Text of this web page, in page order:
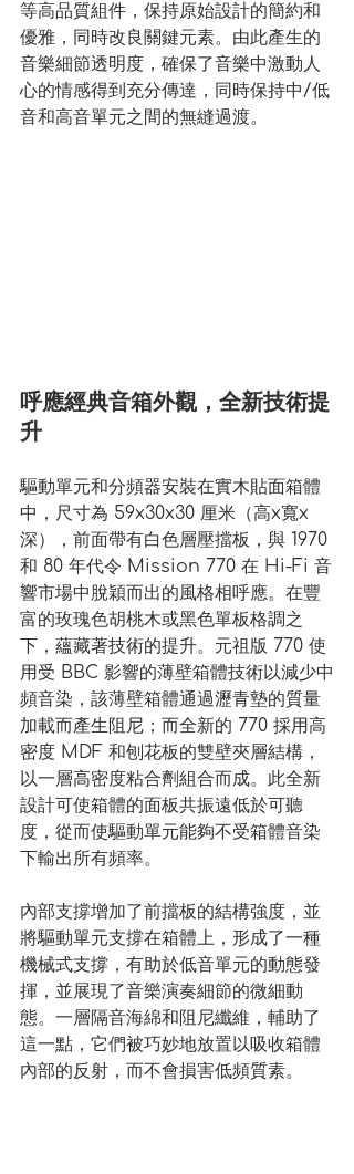
等高品質組件，保持原始設計的簡約和
優雅，同時改良關鍵元素。由此產生的
音樂細節透明度，確保了音樂中激動人
心的情感得到充分傳達，同時保持中/低
音和高音單元之間的無縫過渡。
呼應經典音箱外觀，全新技術提
升
驅動單元和分頻器安裝在實木貼面箱體
中，尺寸為 59x30x30 厘米（高x寬x
深），前面帶有白色層壓擋板，與 1970
和 80 年代令 Mission 770 在 Hi-Fi 音
響市場中脫穎而出的風格相呼應。在豐
富的玫瑰色胡桃木或黑色單板格調之
下，蘊藏著技術的提升。元祖版 770 使
用受 BBC 影響的薄壁箱體技術以減少中
頻音染，該薄壁箱體通過瀝青墊的質量
加載而產生阻尼；而全新的 770 採用高
密度 MDF 和刨花板的雙壁夾層結構，
以一層高密度粘合劑組合而成。此全新
設計可使箱體的面板共振遠低於可聽
度，從而使驅動單元能夠不受箱體音染
下輸出所有頻率。
內部支撐增加了前擋板的結構強度，並
將驅動單元支撐在箱體上，形成了一種
機械式支撐，有助於低音單元的動態發
揮，並展現了音樂演奏細節的微細動
態。一層隔音海綿和阻尼纖維，輔助了
這一點，它們被巧妙地放置以吸收箱體
內部的反射，而不會損害低頻質素。